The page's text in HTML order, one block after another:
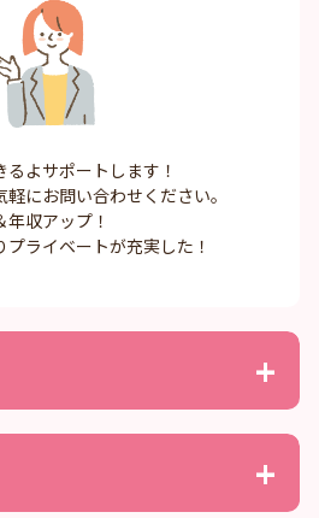
よサポートします！
にお問い合わせください。
収アップ！
ライベートが充実した！